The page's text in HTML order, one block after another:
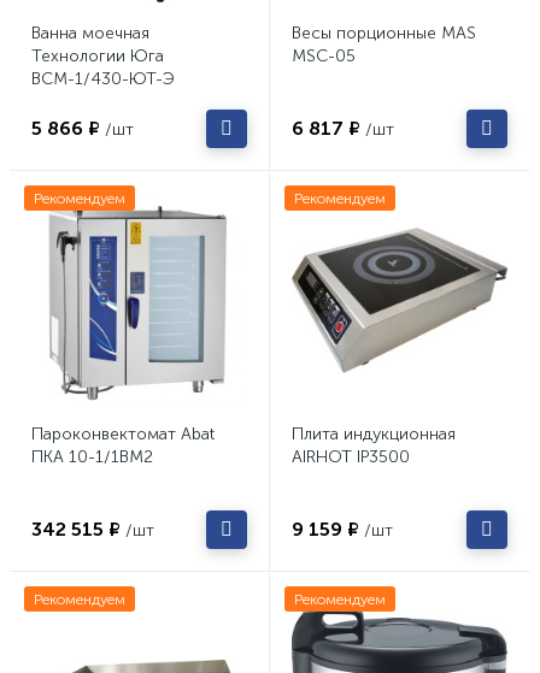
Ванна моечная
Технологии Юга
ВСМ-1/430-ЮТ-Э
5 866 ₽ /шт
Весы порционные MAS
MSC-05
6 817 ₽ /шт
Рекомендуем
Пароконвектомат Abat
ПКА 10-1/1ВМ2
342 515 ₽ /шт
Рекомендуем
Плита индукционная
AIRHOT IP3500
9 159 ₽ /шт
Рекомендуем Рекомендуем